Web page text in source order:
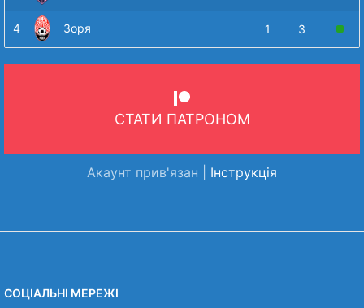
4 Зоря 1 3
СТАТИ ПАТРОНОМ
Акаунт прив'язан | Інструкція
СОЦІАЛЬНІ МЕРЕЖІ